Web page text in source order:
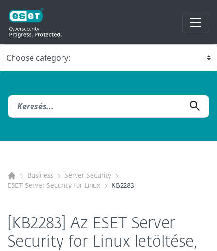
Business
Server Security
ESET Server Security for Linux
KB2283
[KB2283] Az ESET Server
Security for Linux letöltése,